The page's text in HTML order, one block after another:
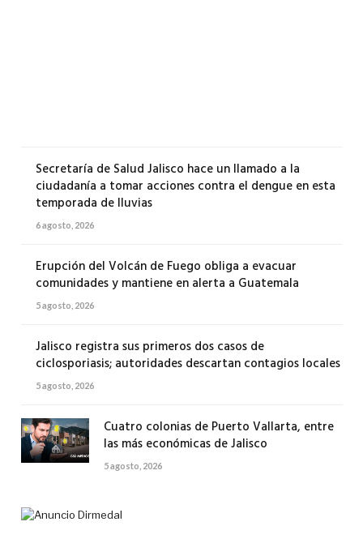
Secretaría de Salud Jalisco hace un llamado a la
ciudadanía a tomar acciones contra el dengue en esta
temporada de lluvias
6 agosto, 2026
Erupción del Volcán de Fuego obliga a evacuar
comunidades y mantiene en alerta a Guatemala
5 agosto, 2026
Jalisco registra sus primeros dos casos de
ciclosporiasis; autoridades descartan contagios locales
5 agosto, 2026
Cuatro colonias de Puerto Vallarta, entre
las más económicas de Jalisco
5 agosto, 2026